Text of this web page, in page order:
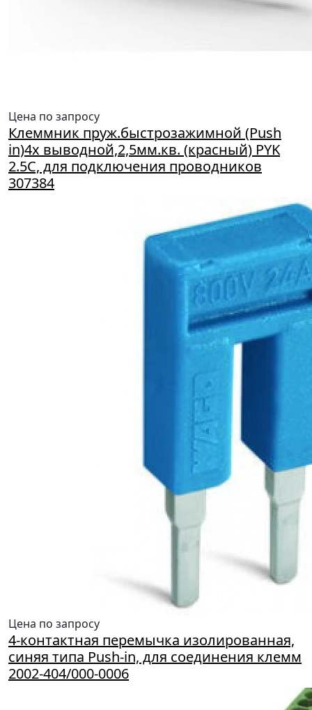
Цена по запросу
Клеммник пруж.быстрозажимной (Push
in)4х выводной,2,5мм.кв. (красный) PYK
2.5C, для подключения проводников
307384
Цена по запросу
4-контактная перемычка изолированная,
синяя типа Push-in, для соединения клемм
2002-404/000-0006